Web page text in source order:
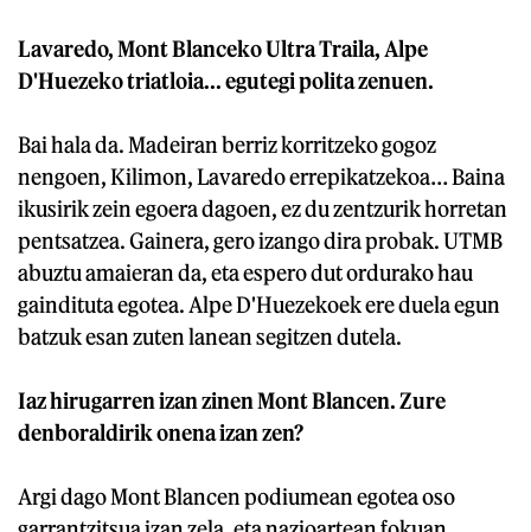
Lavaredo, Mont Blanceko Ultra Traila, Alpe
D'Huezeko triatloia... egutegi polita zenuen.
Bai hala da. Madeiran berriz korritzeko gogoz
nengoen, Kilimon, Lavaredo errepikatzekoa… Baina
ikusirik zein egoera dagoen, ez du zentzurik horretan
pentsatzea. Gainera, gero izango dira probak. UTMB
abuztu amaieran da, eta espero dut ordurako hau
gaindituta egotea. Alpe D'Huezekoek ere duela egun
batzuk esan zuten lanean segitzen dutela.
Iaz hirugarren izan zinen Mont Blancen. Zure
denboraldirik onena izan zen?
Argi dago Mont Blancen podiumean egotea oso